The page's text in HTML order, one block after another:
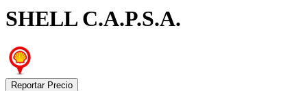
SHELL C.A.P.S.A.
Reportar Precio